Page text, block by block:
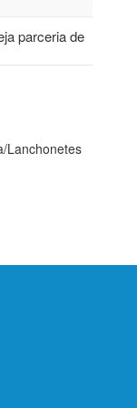
parceria de
Lanchonetes